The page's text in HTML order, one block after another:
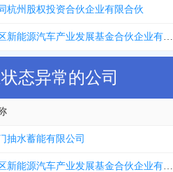
杭州股权投资合伙企业有限合伙
贵安新区新能源汽车产业发展基金合伙企业有限合伙
态异常的公司
抽水蓄能有限公司
贵安新区新能源汽车产业发展基金合伙企业有限合伙